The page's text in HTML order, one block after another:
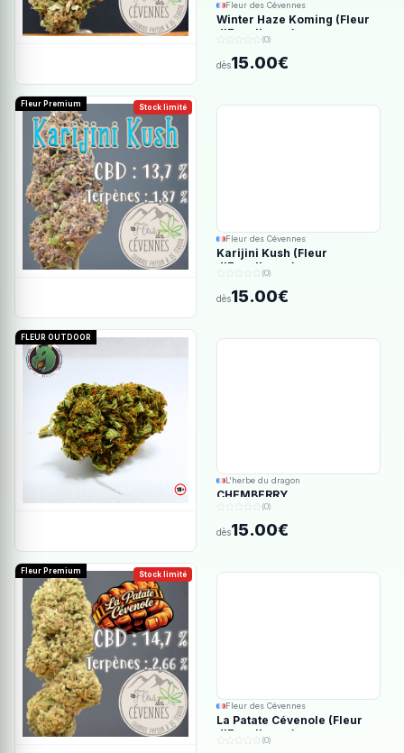
Fleur des Cévennes
Winter Haze Koming (Fleur
d'Excellence)
(0)
dès15.00€
Stock limité
Fleur Premium
Fleur des Cévennes
Karijini Kush (Fleur
d'Excellence)
(0)
dès15.00€
FLEUR OUTDOOR
L'herbe du dragon
CHEMBERRY
(0)
dès15.00€
Stock limité
Fleur Premium
Fleur des Cévennes
La Patate Cévenole (Fleur
d'Excellence)
(0)